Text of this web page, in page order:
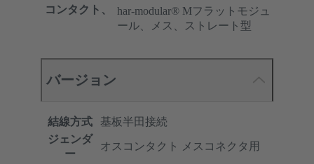
コンタクト、
har-modular® Mフラットモジュ
ール、メス、ストレート型
バージョン
結線方式
基板半田接続
ジェンダ
ー
オスコンタクト メスコネクタ用